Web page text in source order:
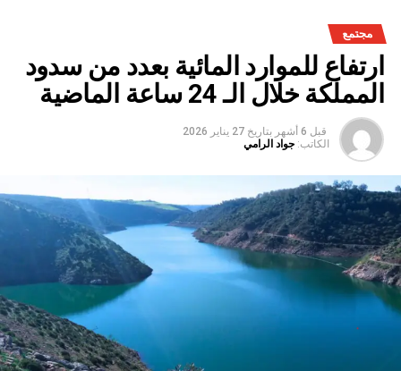
مجتمع
ارتفاع للموارد المائية بعدد من سدود
المملكة خلال الـ 24 ساعة الماضية
قبل 6 أشهر بتاريخ 27 يناير 2026
الكاتب: جواد الرامي